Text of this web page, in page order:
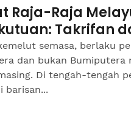
Raja-Raja
Takrifan
semasa, berlaku
dan bukan Bumiputera
Di tengah-tengah
barisan...